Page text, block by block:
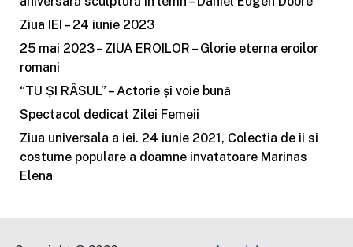
Ziua IEI – 24 iunie 2023
25 mai 2023 – ZIUA EROILOR – Glorie eterna eroilor
romani
“TU ȘI RÂSUL” – Actorie și voie bună
Spectacol dedicat Zilei Femeii
Ziua universala a iei. 24 iunie 2021, Colectia de ii si
costume populare a doamne invatatoare Marinas
Elena